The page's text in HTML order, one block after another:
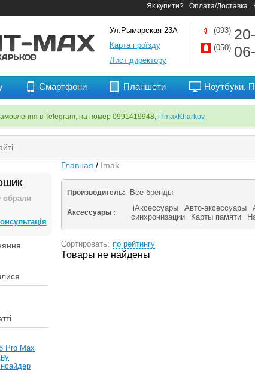
Як купити? Оплата/Доставка
Ул.Рымарская 23А
Карта проїзду
Лист директору
(093)
(050)
Смартфони Планшети Ноутбуки,
в Telegram, на номер 0991419948, iTmaxKharkov
обрали
Pro Max
Главная / Imak
Производитель: Все бренды
Аксессуары : iАксессуары Авто-аксессуары
синхронизации
Карты памяти
Сортировать: по рейтингу
Товары не найдены